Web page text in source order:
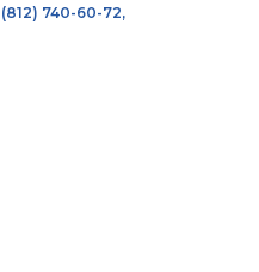
(812) 740-60-72,